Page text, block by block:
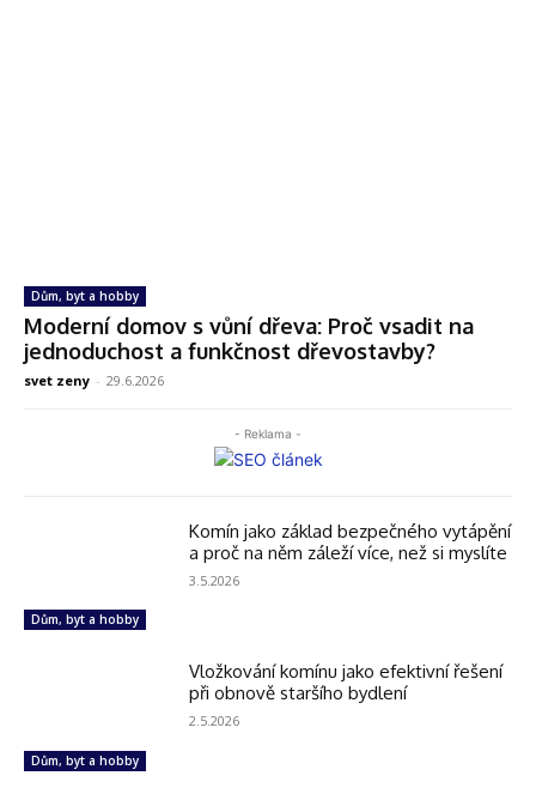
Dům, byt a hobby
Moderní domov s vůní dřeva: Proč vsadit na
jednoduchost a funkčnost dřevostavby?
svet zeny - 29.6.2026
- Reklama -
Dům, byt a hobby
Komín jako základ bezpečného vytápění
a proč na něm záleží více, než si myslíte
3.5.2026
Dům, byt a hobby
Vložkování komínu jako efektivní řešení
při obnově staršího bydlení
2.5.2026